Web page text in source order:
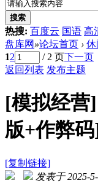
搜索
热搜: 百度云 国语 高
盘库网 »论坛首页 › 休
12 / 2 页下一页
返回列表 发布主题
[模拟经营]
版+作弊
[复制链接]
发表于 2025-